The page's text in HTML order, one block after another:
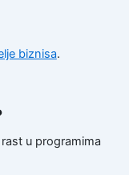
biznisa.
u programima